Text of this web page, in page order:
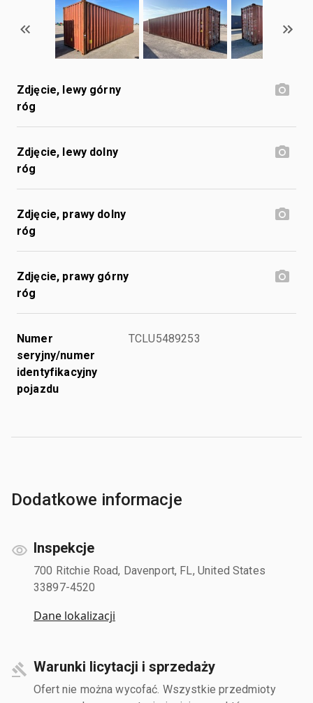
Zdjęcie, lewy górny
róg
Zdjęcie, lewy dolny
róg
Zdjęcie, prawy dolny
róg
Zdjęcie, prawy górny
róg
Numer
seryjny/numer
identyfikacyjny
pojazdu
TCLU5489253
Dodatkowe informacje
Inspekcje
700 Ritchie Road, Davenport, FL, United States
33897-4520
Dane lokalizacji
Warunki licytacji i sprzedaży
Ofert nie można wycofać. Wszystkie przedmioty